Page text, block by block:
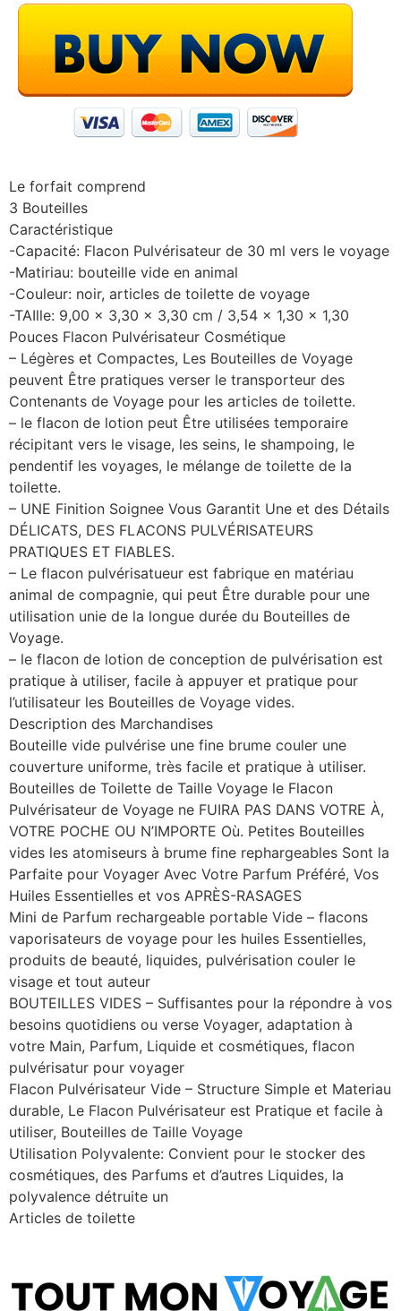
Le forfait comprend
3 Bouteilles
Caractéristique
-Capacité: Flacon Pulvérisateur de 30 ml vers le voyage
-Matiriau: bouteille vide en animal
-Couleur: noir, articles de toilette de voyage
-TAIlle: 9,00 x 3,30 x 3,30 cm / 3,54 x 1,30 x 1,30
Pouces Flacon Pulvérisateur Cosmétique
– Légères et Compactes, Les Bouteilles de Voyage
peuvent Être pratiques verser le transporteur des
Contenants de Voyage pour les articles de toilette.
– le flacon de lotion peut Être utilisées temporaire
récipitant vers le visage, les seins, le shampoing, le
pendentif les voyages, le mélange de toilette de la
toilette.
– UNE Finition Soignee Vous Garantit Une et des Détails
DÉLICATS, DES FLACONS PULVÉRISATEURS
PRATIQUES ET FIABLES.
– Le flacon pulvérisatueur est fabrique en matériau
animal de compagnie, qui peut Être durable pour une
utilisation unie de la longue durée du Bouteilles de
Voyage.
– le flacon de lotion de conception de pulvérisation est
pratique à utiliser, facile à appuyer et pratique pour
l’utilisateur les Bouteilles de Voyage vides.
Description des Marchandises
Bouteille vide pulvérise une fine brume couler une
couverture uniforme, très facile et pratique à utiliser.
Bouteilles de Toilette de Taille Voyage le Flacon
Pulvérisateur de Voyage ne FUIRA PAS DANS VOTRE À,
VOTRE POCHE OU N’IMPORTE Où. Petites Bouteilles
vides les atomiseurs à brume fine rephargeables Sont la
Parfaite pour Voyager Avec Votre Parfum Préféré, Vos
Huiles Essentielles et vos APRÈS-RASAGES
Mini de Parfum rechargeable portable Vide – flacons
vaporisateurs de voyage pour les huiles Essentielles,
produits de beauté, liquides, pulvérisation couler le
visage et tout auteur
BOUTEILLES VIDES – Suffisantes pour la répondre à vos
besoins quotidiens ou verse Voyager, adaptation à
votre Main, Parfum, Liquide et cosmétiques, flacon
pulvérisatur pour voyager
Flacon Pulvérisateur Vide – Structure Simple et Materiau
durable, Le Flacon Pulvérisateur est Pratique et facile à
utiliser, Bouteilles de Taille Voyage
Utilisation Polyvalente: Convient pour le stocker des
cosmétiques, des Parfums et d’autres Liquides, la
polyvalence détruite un
Articles de toilette